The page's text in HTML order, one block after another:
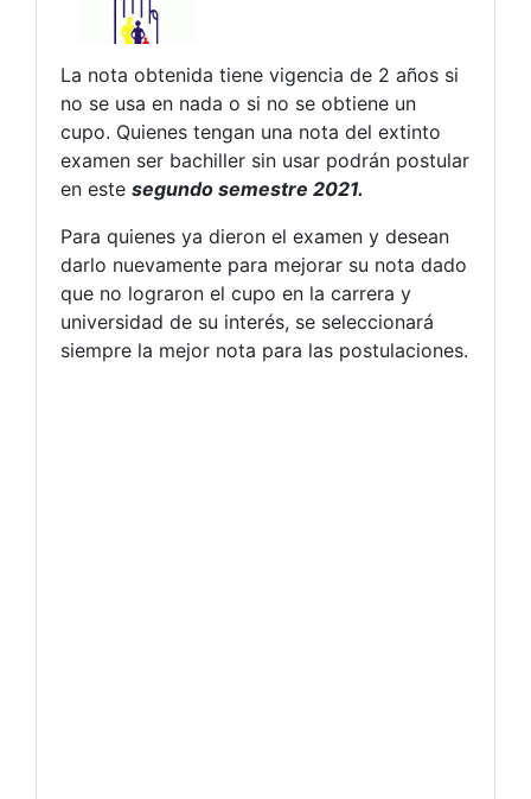
La nota obtenida tiene vigencia de 2 años si
no se usa en nada o si no se obtiene un
cupo. Quienes tengan una nota del extinto
examen ser bachiller sin usar podrán postular
en este segundo semestre 2021.
Para quienes ya dieron el examen y desean
darlo nuevamente para mejorar su nota dado
que no lograron el cupo en la carrera y
universidad de su interés, se seleccionará
siempre la mejor nota para las postulaciones.